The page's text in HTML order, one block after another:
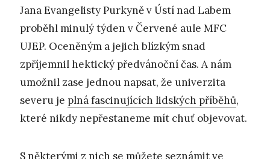
Jana Evangelisty Purkyně v Ústí nad Labem
proběhl minulý týden v Červené aule MFC
UJEP. Oceněným a jejich blízkým snad
zpříjemnil hektický předvánoční čas. A nám
umožnil zase jednou napsat, že univerzita
severu je plná fascinujících lidských příběhů,
které nikdy nepřestaneme mít chuť objevovat.
S některými z nich se můžete seznámit ve